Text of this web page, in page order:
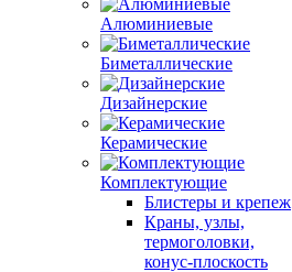
Алюминиевые
Биметаллические
Дизайнерские
Керамические
Комплектующие
Блистеры и крепеж
Краны, узлы,
термоголовки,
конус-плоскость